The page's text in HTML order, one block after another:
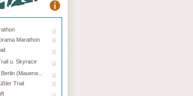
Marathon
u. Skyrace
(Mauerw...
Trail